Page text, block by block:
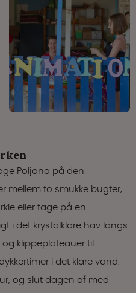
Poljana på den
mellem to smukke bugter,
eller tage på en
i det krystalklare hav langs
klippeplateauer til
i det klare vand.
og slut dagen af med